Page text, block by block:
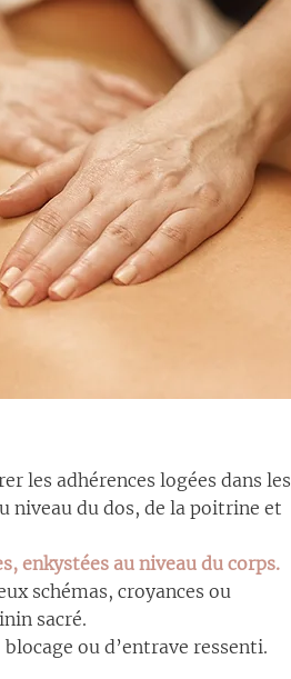
les adhérences logées dans les
niveau du dos, de la poitrine et
enkystées au niveau du corps.
schémas, croyances ou
sacré.
ou d’entrave ressenti.